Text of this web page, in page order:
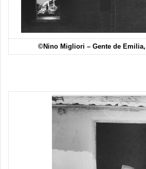
©Nino Migliori – Gente de Emilia,